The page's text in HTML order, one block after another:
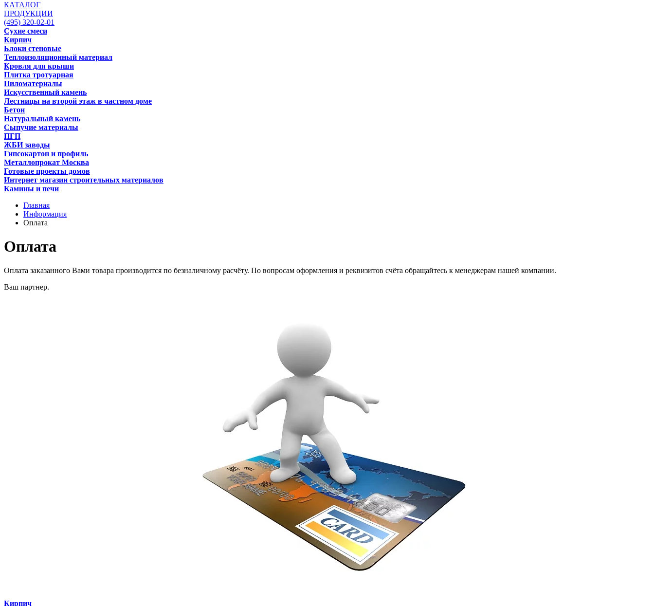
КАТАЛОГ
ПРОДУКЦИИ
(495) 320-02-01
Сухие смеси
Кирпич
Блоки стеновые
Теплоизоляционный материал
Кровля для крыши
Плитка тротуарная
Пиломатериалы
Искусственный камень
Лестницы на второй этаж в частном доме
Бетон
Натуральный камень
Сыпучие материалы
ПГП
ЖБИ заводы
Гипсокартон и профиль
Металлопрокат Москва
Готовые проекты домов
Интернет магазин строительных материалов
Камины и печи
Главная
Информация
Оплата
Оплата
Оплата заказанного Вами товара производится по безналичному расчёту. По вопросам оформления и реквизитов счёта обращайтесь к менеджерам нашей компании.
Ваш партнер.
Кирпич